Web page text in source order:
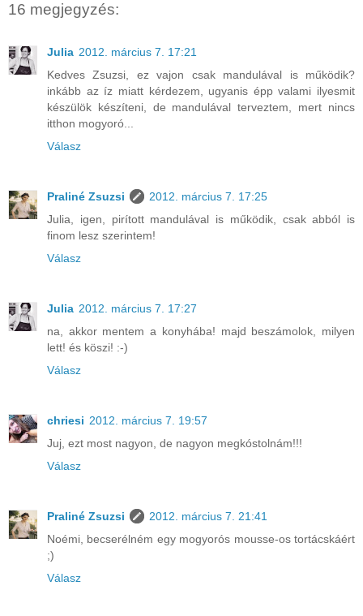
16 megjegyzés:
Julia 2012. március 7. 17:21
Kedves Zsuzsi, ez vajon csak mandulával is működik?
inkább az íz miatt kérdezem, ugyanis épp valami ilyesmit
készülök készíteni, de mandulával terveztem, mert nincs
itthon mogyoró...
Válasz
Praliné Zsuzsi
2012. március 7. 17:25
Julia, igen, pirított mandulával is működik, csak abból is
finom lesz szerintem!
Válasz
Julia 2012. március 7. 17:27
na, akkor mentem a konyhába! majd beszámolok, milyen
lett! és köszi! :-)
Válasz
chriesi 2012. március 7. 19:57
Juj, ezt most nagyon, de nagyon megkóstolnám!!!
Válasz
Praliné Zsuzsi
2012. március 7. 21:41
Noémi, becserélném egy mogyorós mousse-os tortácskáért
;)
Válasz